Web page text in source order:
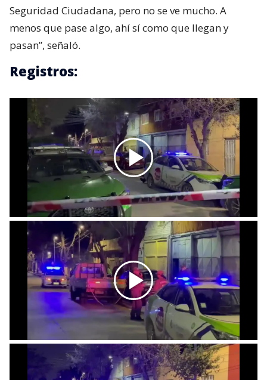
Seguridad Ciudadana, pero no se ve mucho. A
menos que pase algo, ahí sí como que llegan y
pasan”, señaló.
Registros: